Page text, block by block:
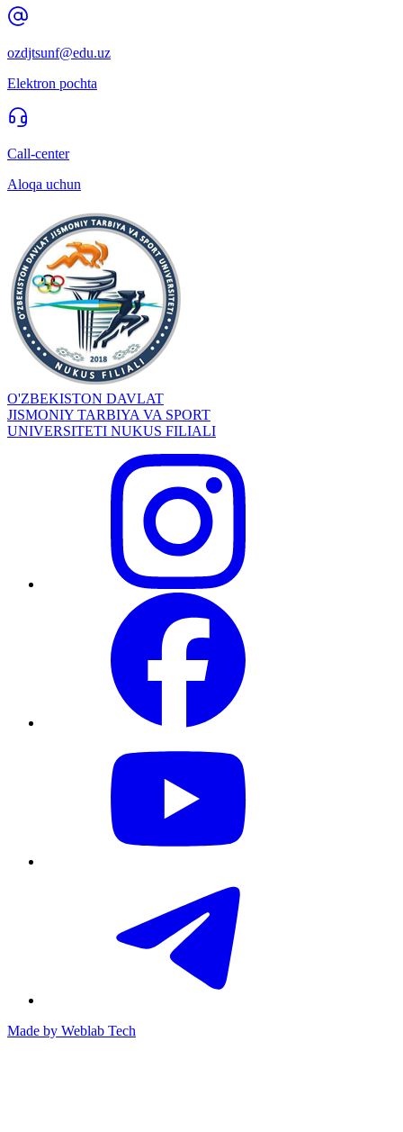
ozdjtsunf@edu.uz
Elektron pochta
Call-center
Aloqa uchun
O'ZBEKISTON DAVLAT
JISMONIY TARBIYA VA SPORT
UNIVERSITETI NUKUS FILIALI
Made by Weblab Tech